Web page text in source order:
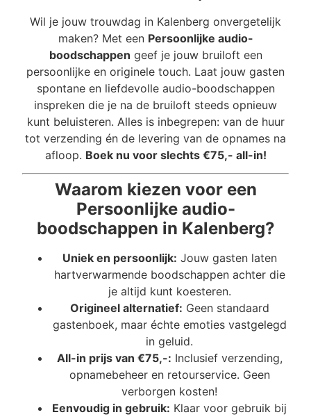
Wil je jouw trouwdag in Kalenberg onvergetelijk
maken? Met een Persoonlijke audio-
boodschappen geef je jouw bruiloft een
persoonlijke en originele touch. Laat jouw gasten
spontane en liefdevolle audio-boodschappen
inspreken die je na de bruiloft steeds opnieuw
kunt beluisteren. Alles is inbegrepen: van de huur
tot verzending én de levering van de opnames na
afloop. Boek nu voor slechts €75,- all-in!
Waarom kiezen voor een
Persoonlijke audio-
boodschappen in Kalenberg?
Uniek en persoonlijk: Jouw gasten laten
hartverwarmende boodschappen achter die
je altijd kunt koesteren.
Origineel alternatief: Geen standaard
gastenboek, maar échte emoties vastgelegd
in geluid.
All-in prijs van €75,-: Inclusief verzending,
opnamebeheer en retourservice. Geen
verborgen kosten!
Eenvoudig in gebruik: Klaar voor gebruik bij